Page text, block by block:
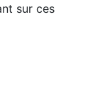
sur ces